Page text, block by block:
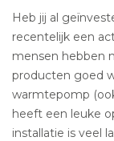
Heb jij al
recentelijk een
mensen hebben
producten goed
warmtepomp
heeft een leuke
installatie is veel